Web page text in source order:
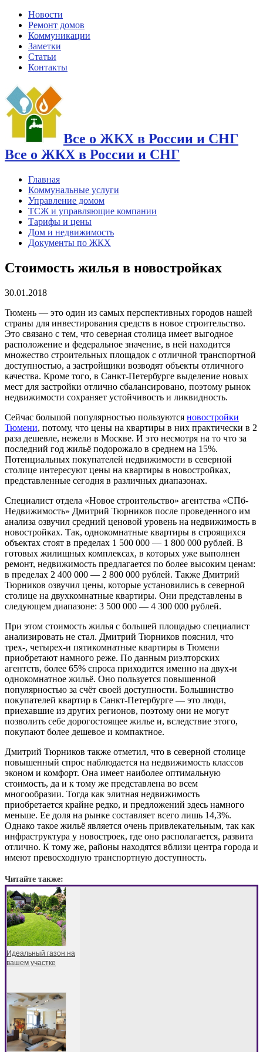
Новости
Ремонт домов
Коммуникации
Заметки
Статьи
Контакты
Все о ЖКХ в России и СНГ
Все о ЖКХ в России и СНГ
Главная
Коммунальные услуги
Управление домом
ТСЖ и управляющие компании
Тарифы и цены
Дом и недвижимость
Документы по ЖКХ
Стоимость жилья в новостройках
30.01.2018
Тюмень — это один из самых перспективных городов нашей
страны для инвестирования средств в новое строительство.
Это связано с тем, что северная столица имеет выгодное
расположение и федеральное значение, в ней находится
множество строительных площадок с отличной транспортной
доступностью, а застройщики возводят объекты отличного
качества. Кроме того, в Санкт-Петербурге выделение новых
мест для застройки отлично сбалансировано, поэтому рынок
недвижимости сохраняет устойчивость и ликвидность.
Сейчас большой популярностью пользуются новостройки
Тюмени, потому, что цены на квартиры в них практически в 2
раза дешевле, нежели в Москве. И это несмотря на то что за
последний год жильё подорожало в среднем на 15%.
Потенциальных покупателей недвижимости в северной
столице интересуют цены на квартиры в новостройках,
представленные сегодня в различных диапазонах.
Специалист отдела «Новое строительство» агентства «СПб-
Недвижимость» Дмитрий Тюрников после проведенного им
анализа озвучил средний ценовой уровень на недвижимость в
новостройках. Так, однокомнатные квартиры в строящихся
объектах стоят в пределах 1 500 000 — 1 800 000 рублей. В
готовых жилищных комплексах, в которых уже выполнен
ремонт, недвижимость предлагается по более высоким ценам:
в пределах 2 400 000 — 2 800 000 рублей. Также Дмитрий
Тюрников озвучил цены, которые установились в северной
столице на двухкомнатные квартиры. Они представлены в
следующем диапазоне: 3 500 000 — 4 300 000 рублей.
При этом стоимость жилья с большей площадью специалист
анализировать не стал. Дмитрий Тюрников пояснил, что
трех-, четырех-и пятикомнатные квартиры в Тюмени
приобретают намного реже. По данным риэлторских
агентств, более 65% спроса приходится именно на двух-и
однокомнатное жильё. Оно пользуется повышенной
популярностью за счёт своей доступности. Большинство
покупателей квартир в Санкт-Петербурге — это люди,
приехавшие из других регионов, поэтому они не могут
позволить себе дорогостоящее жилье и, вследствие этого,
покупают более дешевое и компактное.
Дмитрий Тюрников также отметил, что в северной столице
повышенный спрос наблюдается на недвижимость классов
эконом и комфорт. Она имеет наиболее оптимальную
стоимость, да и к тому же представлена во всем
многообразии. Тогда как элитная недвижимость
приобретается крайне редко, и предложений здесь намного
меньше. Ее доля на рынке составляет всего лишь 14,3%.
Однако такое жильё является очень привлекательным, так как
инфраструктура у новостроек, где оно располагается, развита
отлично. К тому же, районы находятся вблизи центра города и
имеют превосходную транспортную доступность.
Читайте также:
Идеальный газон на
вашем участке